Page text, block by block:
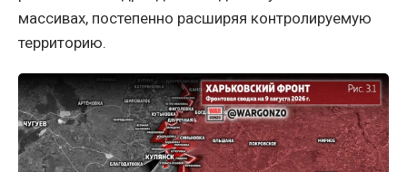
массивах, постепенно расширяя контролируемую
территорию.